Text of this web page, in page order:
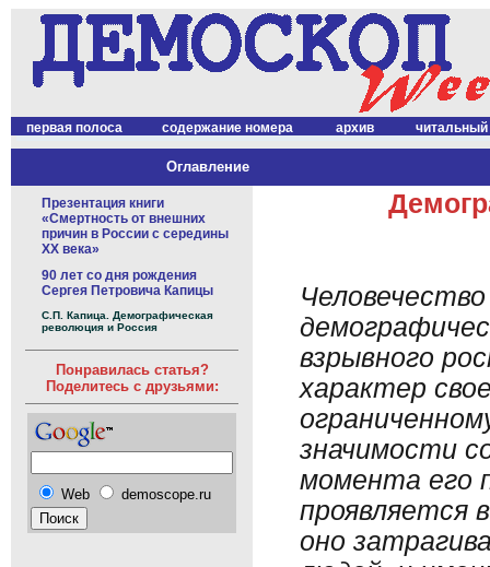
первая полоса содержание номера архив читальный
Оглавление
Презентация книги
«Смертность от внешних
причин в России с середины
XX века»
90 лет со дня рождения
Сергея Петровича Капицы
С.П. Капица. Демографическая
революция и Россия
Понравилась статья?
Поделитесь с друзьями:
Web demoscope.ru
взрывного
характер
значимости
момента его
проявляется
оно